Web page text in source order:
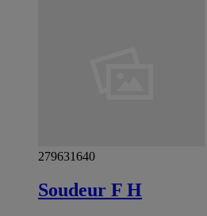
279631640
Soudeur F H